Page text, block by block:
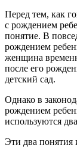
Перед тем, как
с рождением
понятие. В
рождением
женщина
после его
детский сад.
Однако в
рождением
используются
Эти два понятия